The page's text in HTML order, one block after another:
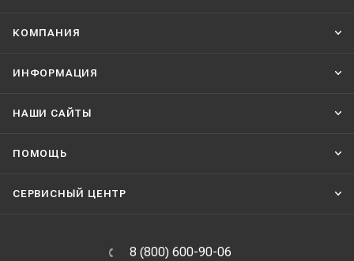
КОМПАНИЯ
ИНФОРМАЦИЯ
НАШИ CАЙТЫ
ПОМОЩЬ
СЕРВИСНЫЙ ЦЕНТР
8 (800) 600-90-06